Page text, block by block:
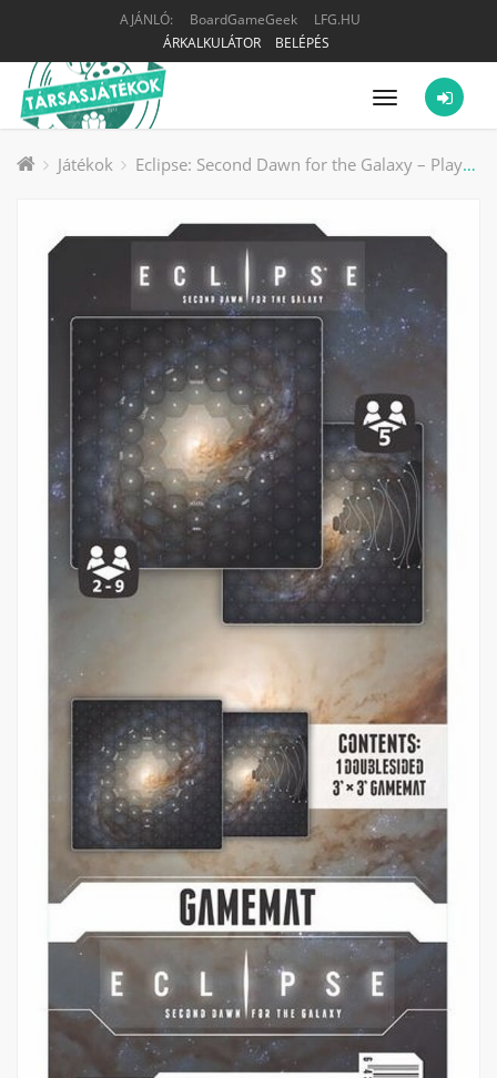
AJÁNLÓ: BoardGameGeek
LFG.HU
ÁRKALKULÁTOR
BELÉPÉS
Menü
Játékok Eclipse: Second Dawn for the Galaxy – Playmat társasjáték kiegészítő